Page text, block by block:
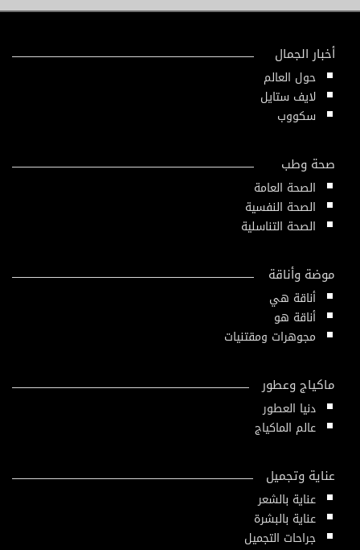
أخبار الجمال
حول العالم
لايف ستايل
سكووب
صحة وطب
الصحة العامة
الصحة النفسية
الصحة التناسلية
موضة وأناقة
أناقة هي
أناقة هو
مجوهرات ومقتنيات
ماكياج وعطور
دنيا العطور
عالم الماكياج
عناية وتجميل
عناية بالشعر
عناية بالبشرة
جراحات التجميل